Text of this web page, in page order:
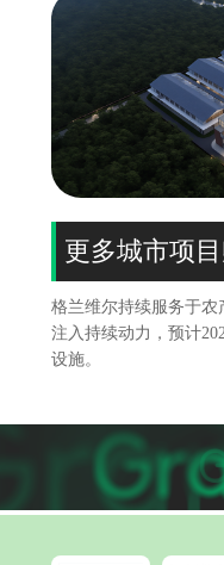
更多城市项
格兰维尔持续服务于
注入持续动力，预计
设施。